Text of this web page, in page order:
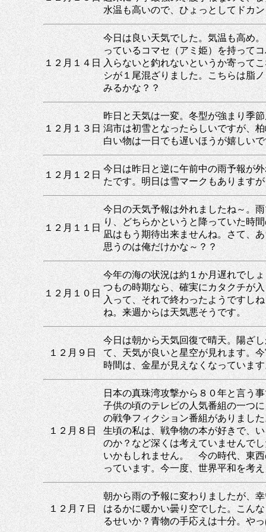
水温も高いので、ひょっとしてドカ
１２月１４日
今日は良い天気でした。気温も高め
っているコマセ（アミ姫）を持って
入らないと釣れないというか寄って
シが１尾混ざりました。こちらは脂
みるかな？？
１２月１３日
昨日と天気は一変。冬型が強まり季
潟市は初雪となったらしいですが、
白い物は一日でも遅いほうが嬉しい
１２月１２日
今日は昨日と逆に午前中の雨予報が
たです。明日は雪マークもあります
１２月１１日
今日の天気予報は外れましたね～。
り、どちらかというと降っていた時
凪はもう期待出来ませんね。さて、
思うのは俺だけかな～？？
１２月１０日
今年の海の状況は約１か月遅れでし
つもの時期なら、確実にカタクチが
入って、それで終わったようですし
ね。来週からは天気悪そうです。
１２月９日
今日は朝から天気回復で晴天。陽ざ
て、天気が良いと星空が見れます。
時間は、金星が見えなくなっていま
１２月８日
日本の真珠湾攻撃から８０年と言う
子供の頃のテレビの人気番組の一つ
の戦争フィクション番組がありまし
生頃の私は、戦争物の本が好きで、
のか？など深くは考えていませんで
いかもしれません。 今の時代、東西
っています。今一度、世界平和を考
１２月７日
朝から雨の予報に変わりましたが、
はるかに暖かい曇り空でした。こん
るせいか？青物の手応えは十分。や